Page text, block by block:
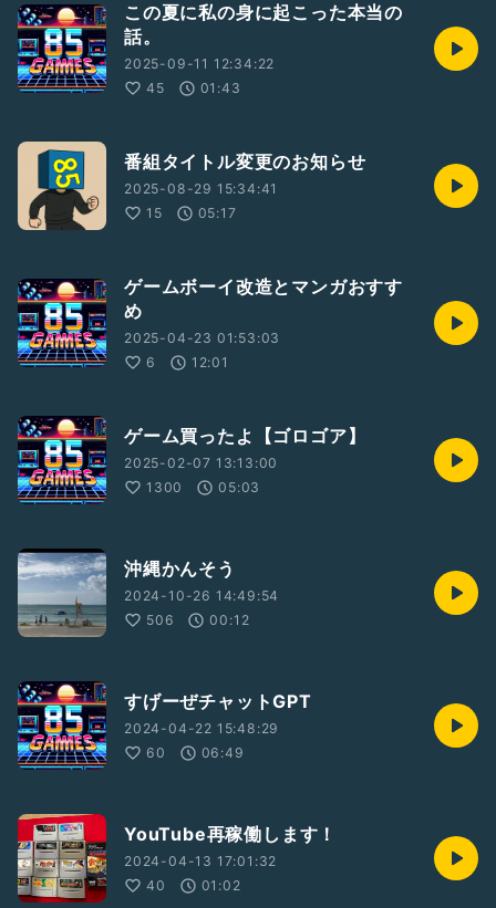
この夏に私の身に起こった本当の
話。
2025-09-11 12:34:22
45
01:43
番組タイトル変更のお知らせ
2025-08-29 15:34:41
15
05:17
ゲームボーイ改造とマンガおすす
め
2025-04-23 01:53:03
6
12:01
ゲーム買ったよ【ゴロゴア】
2025-02-07 13:13:00
1300
05:03
沖縄かんそう
2024-10-26 14:49:54
506
00:12
すげーぜチャットGPT
2024-04-22 15:48:29
60
06:49
YouTube再稼働します！
2024-04-13 17:01:32
40
01:02